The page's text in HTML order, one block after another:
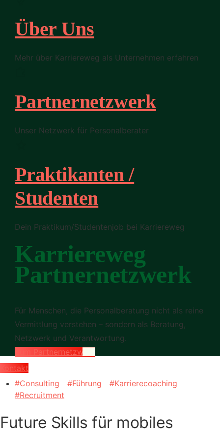
Über Uns
Mehr über Karriereweg als Unternehmen erfahren
Partnernetzwerk
Unser Netzwerk für Personalberater
Praktikanten /
Studenten
Dein Praktikum/Studentenjob bei Karriereweg
Karriereweg
Partnernetzwerk
Für Menschen, die Personalberatung nicht als reine
Vermittlung verstehen – sondern als Beratung,
Netzwerk und Verantwortung.
Zum Partnernetzwerk
Kontakt
Consulting
Führung
Karrierecoaching
Recruitment
Future Skills für mobiles